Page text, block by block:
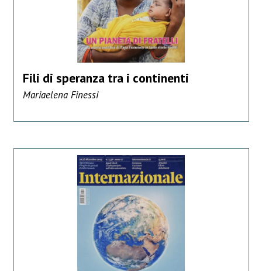
Fili di speranza tra i continenti
Mariaelena Finessi